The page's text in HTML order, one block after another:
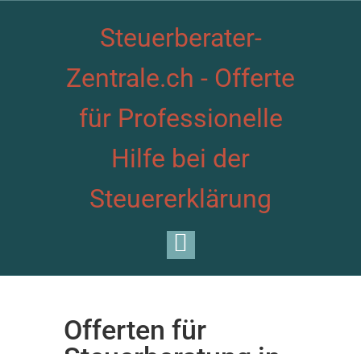
Steuerberater-
Zentrale.ch - Offerte
für Professionelle
Hilfe bei der
Steuererklärung
Offerten für